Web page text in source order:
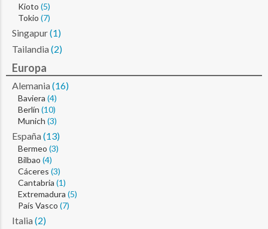
Kioto (5)
Tokio (7)
Singapur(1)
Tailandia (2)
Europa
Alemania (16)
Baviera (4)
Berlín (10)
Munich (3)
España (13)
Bermeo (3)
Bilbao (4)
Cáceres (3)
Cantabria (1)
Extremadura (5)
País Vasco (7)
Italia (2)